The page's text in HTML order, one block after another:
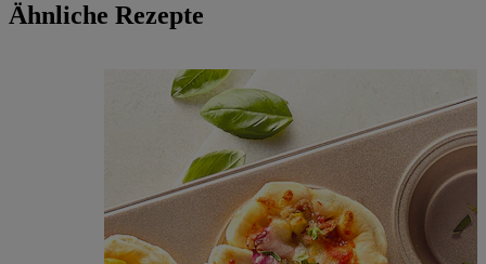
Ähnliche Rezepte